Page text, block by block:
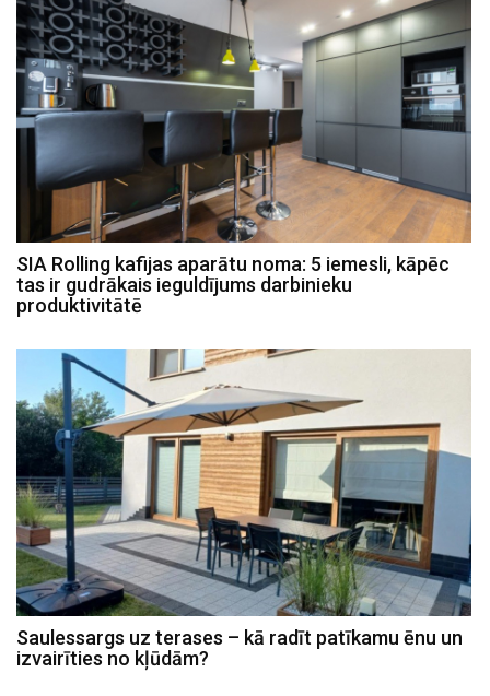
SIA Rolling kafijas aparātu noma: 5 iemesli, kāpēc
tas ir gudrākais ieguldījums darbinieku
produktivitātē
Saulessargs uz terases – kā radīt patīkamu ēnu un
izvairīties no kļūdām?